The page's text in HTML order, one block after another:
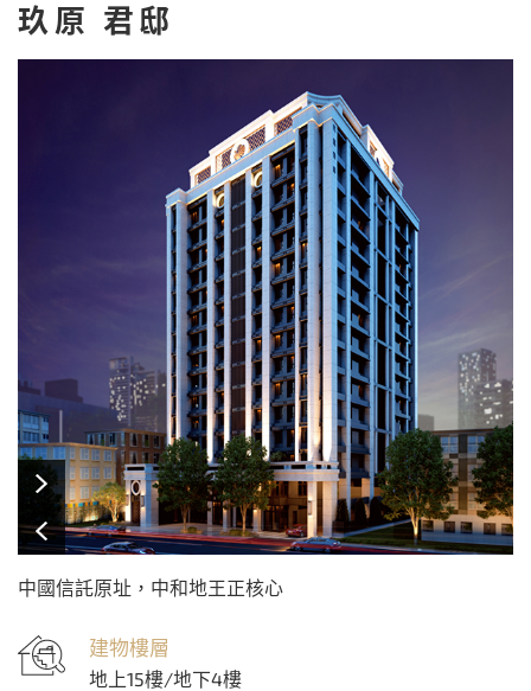
玖原 君邸
中國信託原址，中和地王正核心
建物樓層
地上15樓/地下4樓